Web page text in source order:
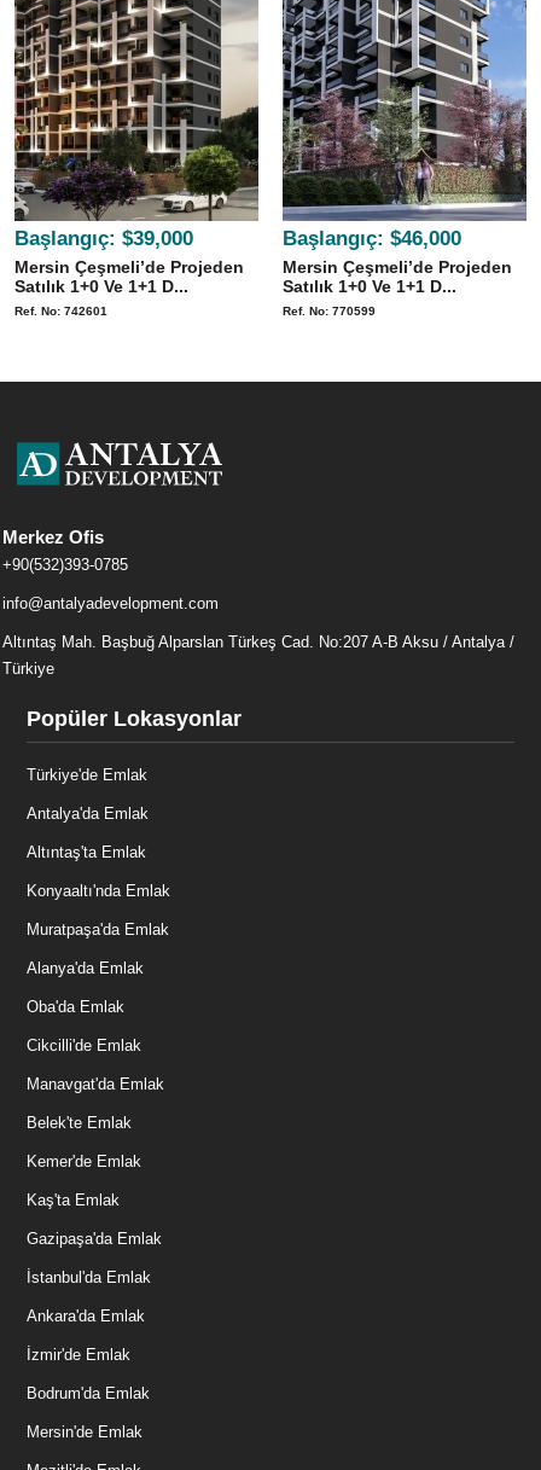
Başlangıç: $39,000
Mersin Çeşmeli’de Projeden
Satılık 1+0 Ve 1+1 D...
Ref. No: 742601
Başlangıç: $46,000
Mersin Çeşmeli’de Projeden
Satılık 1+0 Ve 1+1 D...
Ref. No: 770599
Merkez Ofis
+90(532)393-0785
info@antalyadevelopment.com
Altıntaş Mah. Başbuğ Alparslan Türkeş Cad. No:207 A-B Aksu / Antalya /
Türkiye
Popüler Lokasyonlar
Türkiye'de Emlak
Antalya'da Emlak
Altıntaş'ta Emlak
Konyaaltı'nda Emlak
Muratpaşa'da Emlak
Alanya'da Emlak
Oba'da Emlak
Cikcilli'de Emlak
Manavgat'da Emlak
Belek'te Emlak
Kemer'de Emlak
Kaş'ta Emlak
Gazipaşa'da Emlak
İstanbul'da Emlak
Ankara'da Emlak
İzmir'de Emlak
Bodrum'da Emlak
Mersin'de Emlak